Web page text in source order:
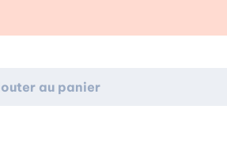
au panier